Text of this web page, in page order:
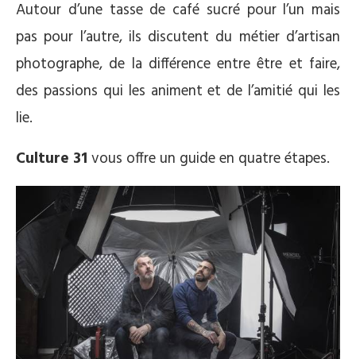
Autour d’une tasse de café sucré pour l’un mais
pas pour l’autre, ils discutent du métier d’artisan
photographe, de la différence entre être et faire,
des passions qui les animent et de l’amitié qui les
lie.
Culture 31 vous offre un guide en quatre étapes.